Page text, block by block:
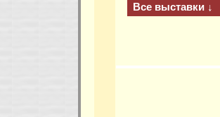
Все выставки ↓